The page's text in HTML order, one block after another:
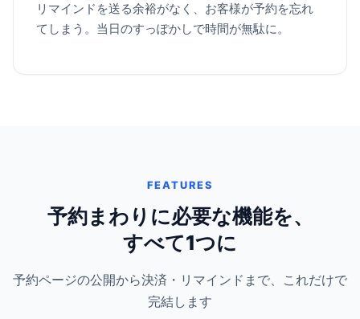
リマインドを送る余裕がなく、お客様が予約を忘れ
てしまう。当日のすっぽかしで時間が無駄に。
FEATURES
予約まわりに必要な機能を、
すべて1つに
予約ページの公開から決済・リマインドまで、これだけで
完結します